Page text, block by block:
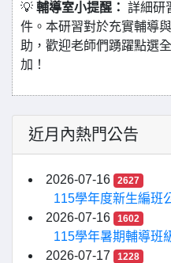
💡 輔導室小提醒： 詳細研
件。本研習對於充實輔導
助，歡迎老師們踴躍點選
加！
近月內熱門公告
2026-07-16 2627
115學年度新生編班
2026-07-16
1602
115學年暑期輔導班
2026-07-17
1228